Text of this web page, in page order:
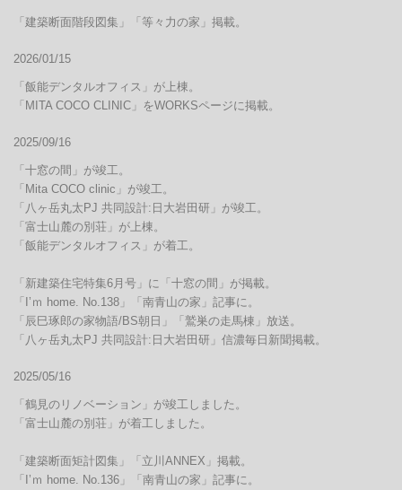
「建築断面階段図集」「等々力の家」掲載。
2026/01/15
「飯能デンタルオフィス」が上棟。
2025/09/16
「十窓の間」が竣工。
「Mita COCO clinic」が竣工。
「八ヶ岳丸太PJ 共同設計:日大岩田研」が竣工。
「富士山麓の別荘」が上棟。
「飯能デンタルオフィス」が着工。
「新建築住宅特集6月号」に「十窓の間」が掲載。
「I’ｍ home. No.138」「南青山の家」記事に。
「辰巳琢郎の家物語/BS朝日」「鷲巣の走馬棟」放送。
2025/05/16
「鶴見のリノベーション」が竣工しました。
「富士山麓の別荘」が着工しました。
「建築断面矩計図集」「立川ANNEX」掲載。
「I’ｍ home. No.136」「南青山の家」記事に。